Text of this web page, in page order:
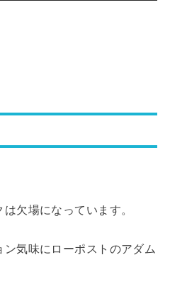
欠場になっています。
気味にローポストのアダム